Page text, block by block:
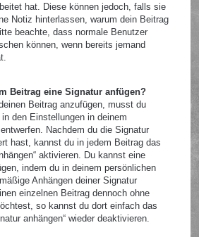
hat. Diese können jedoch, falls sie
Notiz hinterlassen, warum dein Beitrag
beachte, dass normale Benutzer
können, wenn bereits jemand
Beitrag eine Signatur anfügen?
Beitrag anzufügen, musst du
den Einstellungen in deinem
Nachdem du die Signatur
hast, kannst du in jedem Beitrag das
aktivieren. Du kannst eine
indem du in deinem persönlichen
Anhängen deiner Signatur
einzelnen Beitrag dennoch ohne
so kannst du dort einfach das
anhängen“ wieder deaktivieren.